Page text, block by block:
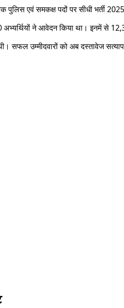
पुलिस एवं समकक्ष पदों पर सीधी भर्ती
अभ्यर्थियों ने आवेदन किया था। इनमें से
सफल उम्मीदवारों को अब दस्तावेज